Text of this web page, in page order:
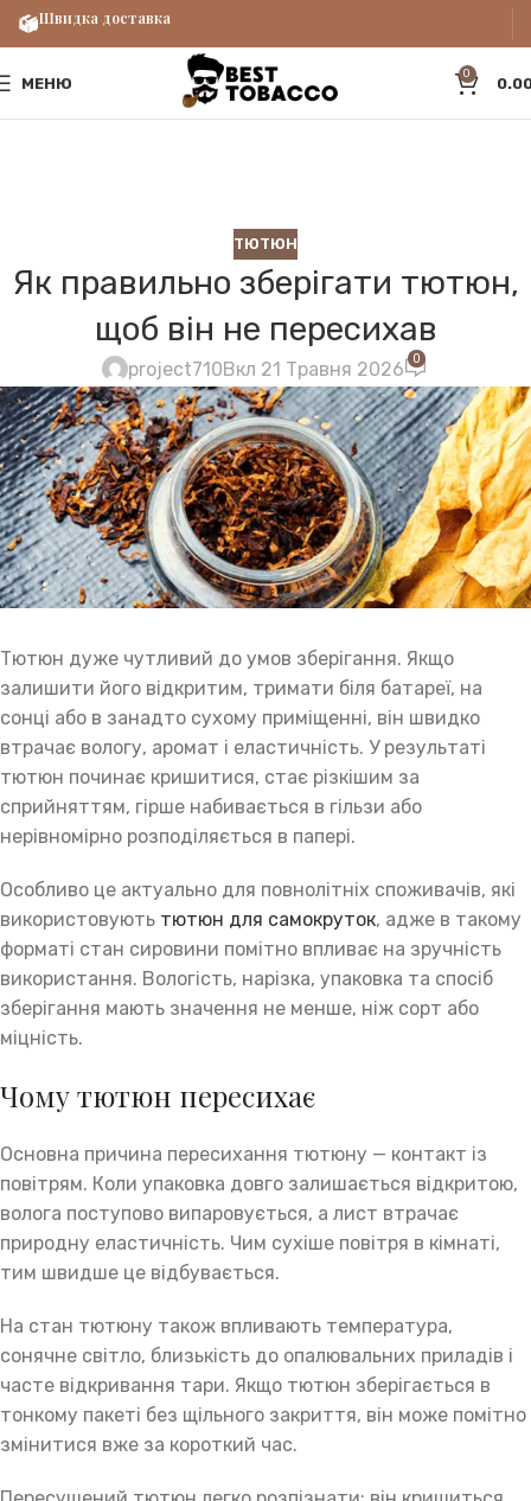
МЕНЮ
0
ТЮТЮН
Як правильно зберігати тютюн,
щоб він не пересихав
project710Вкл 21 Травня 2026 0
Тютюн дуже чутливий до умов зберігання. Якщо
залишити його відкритим, тримати біля батареї, на
сонці або в занадто сухому приміщенні, він швидко
втрачає вологу, аромат і еластичність. У результаті
тютюн починає кришитися, стає різкішим за
сприйняттям, гірше набивається в гільзи або
нерівномірно розподіляється в папері.
Особливо це актуально для повнолітніх споживачів, які
використовують тютюн для самокруток, адже в такому
форматі стан сировини помітно впливає на зручність
використання. Вологість, нарізка, упаковка та спосіб
зберігання мають значення не менше, ніж сорт або
міцність.
Чому тютюн пересихає
Основна причина пересихання тютюну — контакт із
повітрям. Коли упаковка довго залишається відкритою,
волога поступово випаровується, а лист втрачає
природну еластичність. Чим сухіше повітря в кімнаті,
тим швидше це відбувається.
На стан тютюну також впливають температура,
сонячне світло, близькість до опалювальних приладів і
часте відкривання тари. Якщо тютюн зберігається в
тонкому пакеті без щільного закриття, він може помітно
змінитися вже за короткий час.
Швидка доставка